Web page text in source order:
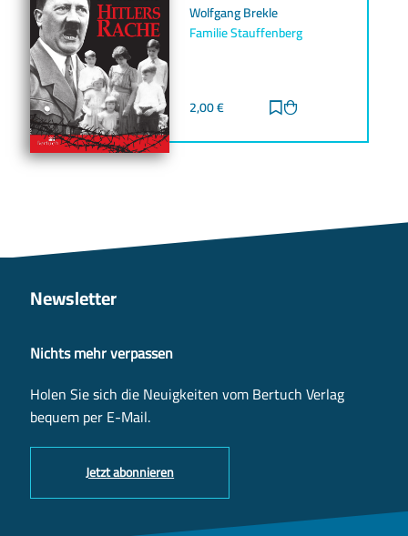
Wolfgang Brekle
Familie Stauffenberg
2,00€ Zur Merkliste
Newsletter
Nichts mehr verpassen
Holen Sie sich die Neuigkeiten vom Bertuch Verlag
bequem per E-Mail.
Jetzt abonnieren